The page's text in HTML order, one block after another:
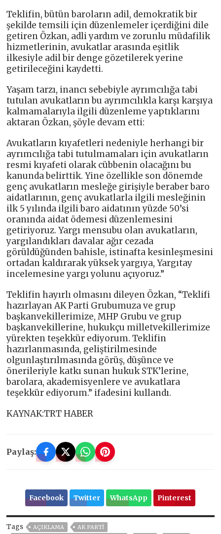
Teklifin, bütün baroların adil, demokratik bir
şekilde temsili için düzenlemeler içerdiğini dile
getiren Özkan, adli yardım ve zorunlu müdafilik
hizmetlerinin, avukatlar arasında eşitlik
ilkesiyle adil bir denge gözetilerek yerine
getirileceğini kaydetti.
Yaşam tarzı, inancı sebebiyle ayrımcılığa tabi
tutulan avukatların bu ayrımcılıkla karşı karşıya
kalmamalarıyla ilgili düzenleme yaptıklarını
aktaran Özkan, şöyle devam etti:
Avukatların kıyafetleri nedeniyle herhangi bir
ayrımcılığa tabi tutulmamaları için avukatların
resmi kıyafeti olarak cübbenin olacağını bu
kanunda belirttik. Yine özellikle son dönemde
genç avukatların mesleğe girişiyle beraber baro
aidatlarının, genç avukatlarla ilgili mesleğinin
ilk 5 yılında ilgili baro aidatının yüzde 50’si
oranında aidat ödemesi düzenlemesini
getiriyoruz. Yargı mensubu olan avukatların,
yargılandıkları davalar ağır cezada
görüldüğünden bahisle, istinafta kesinleşmesini
ortadan kaldırarak yüksek yargıya, Yargıtay
incelemesine yargı yolunu açıyoruz.”
Teklifin hayırlı olmasını dileyen Özkan, “Teklifi
hazırlayan AK Parti Grubumuza ve grup
başkanvekillerimize, MHP Grubu ve grup
başkanvekillerine, hukukçu milletvekillerimize
yürekten teşekkür ediyorum. Teklifin
hazırlanmasında, geliştirilmesinde
olgunlaştırılmasında görüş, düşünce ve
önerileriyle katkı sunan hukuk STK’lerine,
barolara, akademisyenlere ve avukatlara
teşekkür ediyorum.” ifadesini kullandı.
KAYNAK:TRT HABER
Paylaş:
Facebook Twitter WhatsApp Pinterest
Tags AÇIKLAMA
AK PARTİ